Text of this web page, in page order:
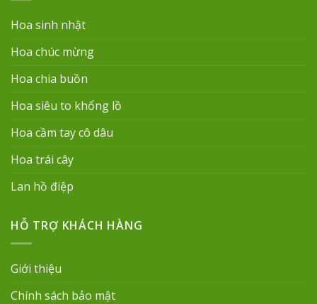
Hoa sinh nhật
Hoa chúc mừng
Hoa chia buồn
Hoa siêu to khổng lồ
Hoa cầm tay cô dâu
Hoa trái cây
Lan hồ điệp
HỖ TRỢ KHÁCH HÀNG
Giới thiệu
Chính sách bảo mật